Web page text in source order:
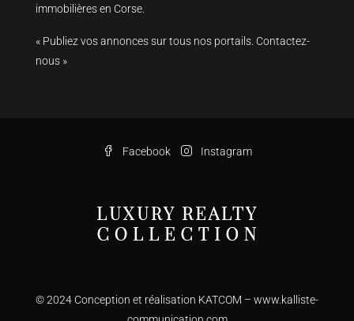
immobilières en Corse.
« Publiez vos annonces sur tous nos portails. Contactez-
nous »
Facebook Instagram
© 2024 Conception et réalisation KATCOM – www.kalliste-